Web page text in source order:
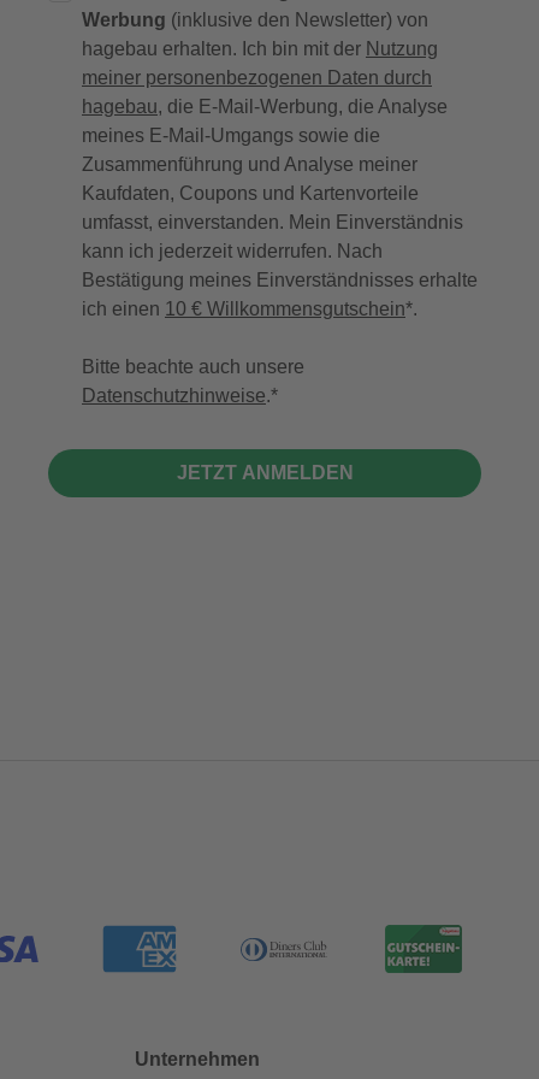
Werbung (inklusive den Newsletter) von
hagebau erhalten. Ich bin mit der Nutzung
meiner personenbezogenen Daten durch
hagebau, die E-Mail-Werbung, die Analyse
meines E-Mail-Umgangs sowie die
Zusammenführung und Analyse meiner
Kaufdaten, Coupons und Kartenvorteile
umfasst, einverstanden. Mein Einverständnis
kann ich jederzeit widerrufen. Nach
Bestätigung meines Einverständnisses erhalte
ich einen 10 € Willkommensgutschein*.
Bitte beachte auch unsere
Datenschutzhinweise.
JETZT ANMELDEN
Unternehmen